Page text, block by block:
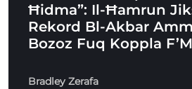
Ħidma”: Il-Ħamrun
Rekord Bl-Akbar
Bozoz Fuq Koppla
Bradley Zerafa